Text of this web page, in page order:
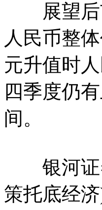
展望后
人民币整
元升值时
四季度仍
间。
银河证
策托底经